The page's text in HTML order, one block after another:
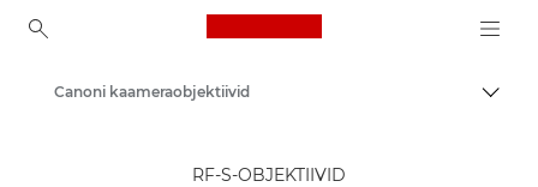
Canon Logo, back to
Canoni kaameraobjektiivid
RF-S-OBJEKTIIVID